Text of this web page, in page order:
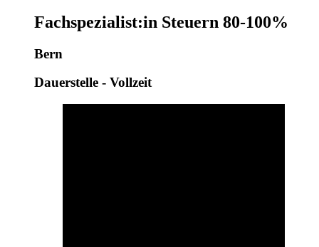
Fachspezialist:in Steuern 80-100%
Bern
Dauerstelle - Vollzeit